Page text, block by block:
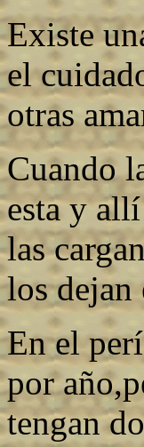
Existe
el
otras
Cuando
esta y
las
los dejan
En el
por
tengan